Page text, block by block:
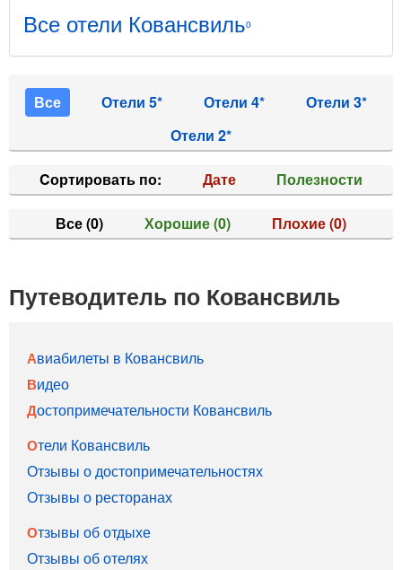
Все отели Ковансвиль0
Все Отели 5* Отели 4*
Отели 3*
Отели 2*
Cортировать по: Дате Полезности
Все(0) Хорошие(0) Плохие(0)
Путеводитель по Ковансвиль
Авиабилеты в Ковансвиль
Видео
Достопримечательности Ковансвиль
Отели Ковансвиль
Отзывы о достопримечательностях
Отзывы о ресторанах
Отзывы об отдыхе
Отзывы об отелях